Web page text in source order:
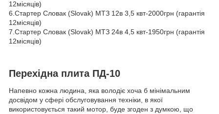
12місяців)
6.Стартер Словак (Slovak) МТЗ 12в 3,5 квт-2000грн (гарантія
12місяців)
7.Стартер Словак (Slovak) МТЗ 24в 4,5 квт-1950грн (гарантія
12місяців)
Перехідна плита ПД-10
Напевно кожна людина, яка володіє хоча б мінімальним
досвідом у сфері обслуговування техніки, в якої
використовується такий мотор, буде згоден з думкою, що